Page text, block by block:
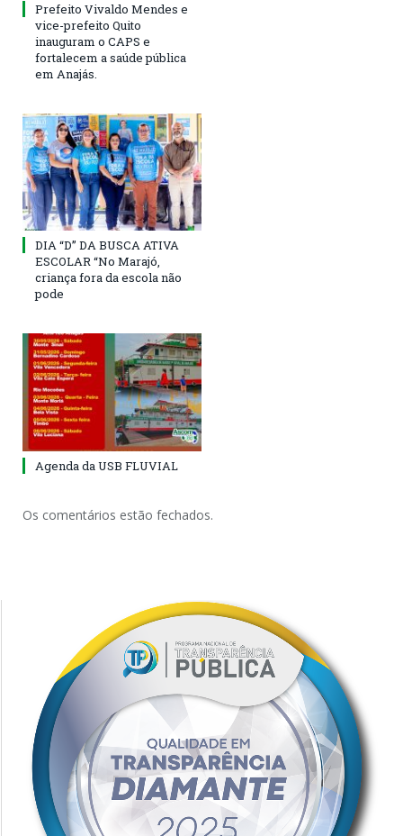
Prefeito Vivaldo Mendes e
vice-prefeito Quito
inauguram o CAPS e
fortalecem a saúde pública
em Anajás.
DIA “D” DA BUSCA ATIVA
ESCOLAR “No Marajó,
criança fora da escola não
pode
Agenda da USB FLUVIAL
Os comentários estão fechados.